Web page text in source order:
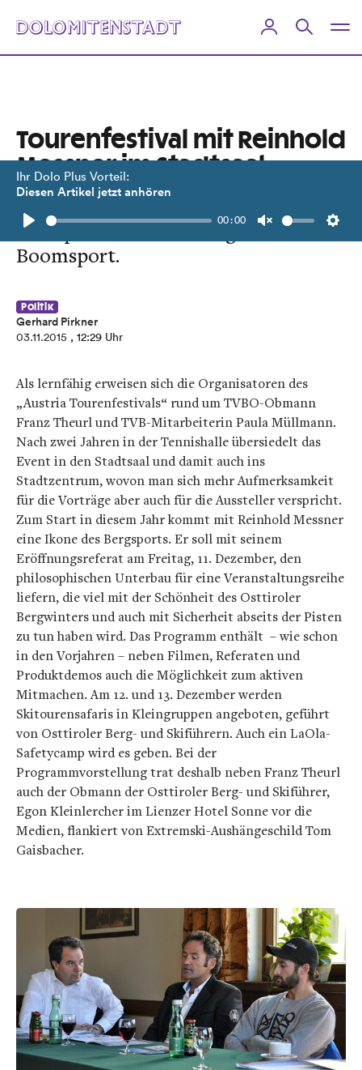
Ihr Dolo Plus Vorteil:
Diesen Artikel jetzt anhören
Play
00:00
Unmute
Tourenfestival mit Reinhold
Messner im Stadtsaal
Dritte Auflage mit geführten Touren
und spannenden Vorträgen zum
Boomsport.
Politik
Gerhard Pirkner
03.11.2015 , 12:29 Uhr
Als lernfähig erweisen sich die Organisatoren des
„Austria Tourenfestivals“ rund um TVBO-Obmann
Franz Theurl und TVB-Mitarbeiterin Paula Müllmann.
Nach zwei Jahren in der Tennishalle übersiedelt das
Event in den Stadtsaal und damit auch ins
Stadtzentrum, wovon man sich mehr Aufmerksamkeit
für die Vorträge aber auch für die Aussteller verspricht.
Zum Start in diesem Jahr kommt mit Reinhold Messner
eine Ikone des Bergsports. Er soll mit seinem
Eröffnungsreferat am Freitag, 11. Dezember, den
philosophischen Unterbau für eine Veranstaltungsreihe
liefern, die viel mit der Schönheit des Osttiroler
Bergwinters und auch mit Sicherheit abseits der Pisten
zu tun haben wird. Das Programm enthält – wie schon
in den Vorjahren – neben Filmen, Referaten und
Produktdemos auch die Möglichkeit zum aktiven
Mitmachen. Am 12. und 13. Dezember werden
Skitourensafaris in Kleingruppen angeboten, geführt
von Osttiroler Berg- und Skiführern. Auch ein LaOla-
Safetycamp wird es geben. Bei der
Programmvorstellung trat deshalb neben Franz Theurl
auch der Obmann der Osttiroler Berg- und Skiführer,
Egon Kleinlercher im Lienzer Hotel Sonne vor die
Medien, flankiert von Extremski-Aushängeschild Tom
Gaisbacher.